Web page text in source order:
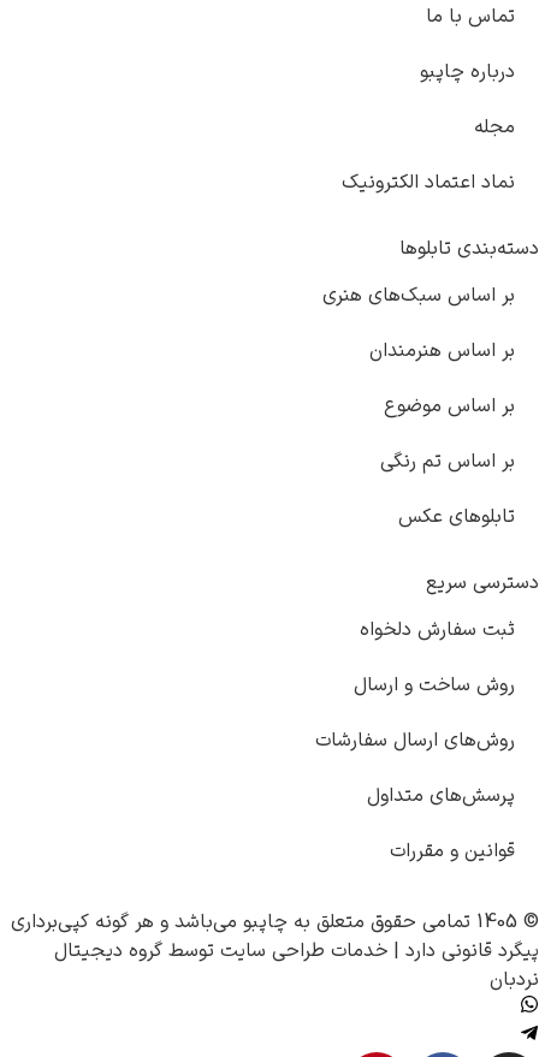
تماس با ما
درباره چاپبو
مجله
نماد اعتماد الکترونیک
دسته‌بندی تابلوها
بر اساس سبک‌های هنری
بر اساس هنرمندان
بر اساس موضوع
بر اساس تم رنگی
تابلوهای عکس
دسترسی سریع
ثبت سفارش دلخواه
روش ساخت و ارسال
روش‌های ارسال سفارشات
پرسش‌های متداول
قوانین و مقررات
© 1405 تمامی حقوق متعلق به چاپبو می‌باشد و هر گونه کپی‌برداری
پیگرد قانونی دارد | خدمات طراحی سایت توسط گروه دیجیتال
نردبان